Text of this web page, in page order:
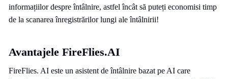
informațiilor despre întâlnire, astfel încât să puteți economisi timp
de la scanarea înregistrărilor lungi ale întâlnirii!
Avantajele FireFlies.AI
FireFlies. AI este un asistent de întâlnire bazat pe AI care